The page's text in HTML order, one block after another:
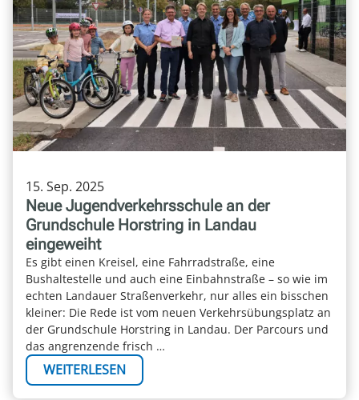
15. Sep. 2025
Neue Jugendverkehrsschule an der
Grundschule Horstring in Landau
eingeweiht
Es gibt einen Kreisel, eine Fahrradstraße, eine
Bushaltestelle und auch eine Einbahnstraße – so wie im
echten Landauer Straßenverkehr, nur alles ein bisschen
kleiner: Die Rede ist vom neuen Verkehrsübungsplatz an
der Grundschule Horstring in Landau. Der Parcours und
das angrenzende frisch …
WEITERLESEN